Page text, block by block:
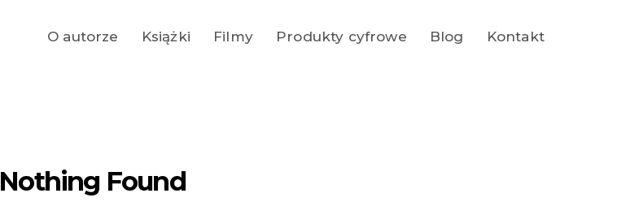
O autorze Książki Filmy Produkty cyfrowe Blog Kontakt
Nothing Found